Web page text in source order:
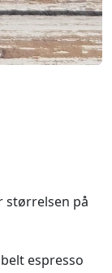
størrelsen på
espresso